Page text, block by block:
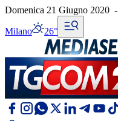
Domenica 21 Giugno 2020 -
Milano 26°